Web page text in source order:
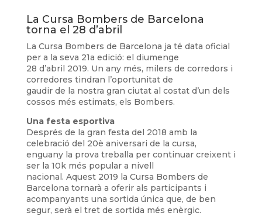
La Cursa Bombers de Barcelona
torna el 28 d’abril
La Cursa Bombers de Barcelona ja té data oficial
per a la seva 21a edició: el diumenge
28 d’abril 2019. Un any més, milers de corredors i
corredores tindran l’oportunitat de
gaudir de la nostra gran ciutat al costat d’un dels
cossos més estimats, els Bombers.
Una festa esportiva
Després de la gran festa del 2018 amb la
celebració del 20è aniversari de la cursa,
enguany la prova treballa per continuar creixent i
ser la 10k més popular a nivell
nacional. Aquest 2019 la Cursa Bombers de
Barcelona tornarà a oferir als participants i
acompanyants una sortida única que, de ben
segur, serà el tret de sortida més enèrgic.